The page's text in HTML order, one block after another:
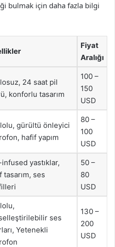
bulmak için daha fazla bilgi
Fiyat
Aralığı
24 saat pil
konforlu tasarım
100 –
150
USD
gürültü önleyici
hafif yapım
80 –
100
USD
yastıklar,
tasarım, ses
50 –
80
USD
ses
Yetenekli
130 –
200
USD